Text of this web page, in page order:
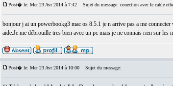
Post� le: Mer 23 Avr 2014 à 7:42 Sujet du message: conection avec le cable
bonjour j ai un powerbookg3 mac os 8.5.1 je n arrive pas a me
aide.Je me débrouille tres bien avec un pc mais je ne connais rien sur les
Post� le: Mer 23 Avr 2014 à 10:00 Sujet du message: